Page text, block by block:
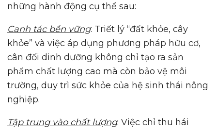
những hành động cụ thể sau:
Canh tác bền vững: Triết lý “đất khỏe, cây
khỏe” và việc áp dụng phương pháp hữu cơ,
cân đối dinh dưỡng không chỉ tạo ra sản
phẩm chất lượng cao mà còn bảo vệ môi
trường, duy trì sức khỏe của hệ sinh thái nông
nghiệp.
Tập trung vào chất lượng: Việc chỉ thu hái